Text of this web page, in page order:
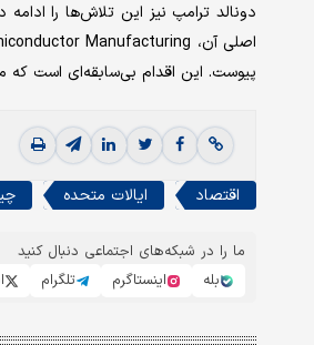
دونالد ترامپ نیز این تلاش‌ها را
پیوست. این اقدام بی‌سابقه‌ای است
اقتصاد ایالات متحده
ما را در شبکه‌های اجتماعی دنبال کنید
بله
اینستاگرم تلگرام